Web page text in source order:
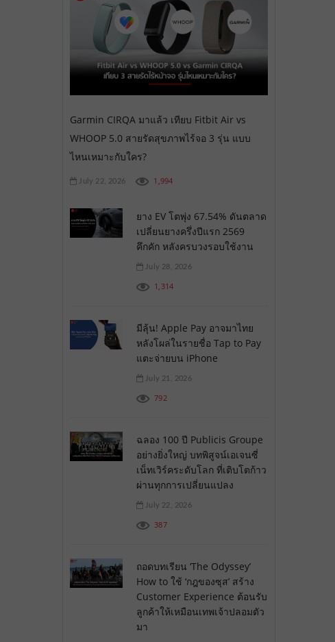
Garmin CIRQA มาแล้ว เทียบ Fitbit Air vs
WHOOP 5.0 สายรัดสุขภาพไร้จอ 3 รุ่น แบบ
ไหนเหมาะกับใคร?
July 22, 2026 1,994
ยาง EV โตพุ่ง 67.54% ดันตลาด
เปลี่ยนยางครึ่งปีแรก 2569
คึกคัก หลังครบวงรอบใช้งาน
July 28, 2026
1,314
มีลุ้น! Apple Pay อาจมาไทย
หลังโผล่ในรายชื่อ Tap to Pay
แตะจ่ายบน iPhone
July 21, 2026
792
ฉลอง 100 ปี Publicis Groupe
อย่างยิ่งใหญ่ บทพิสูจน์เอเจนซี่
เน็ทเวิร์คระดับโลก ที่เติบโตก้าว
ผ่านทุกการเปลี่ยนแปลง
July 22, 2026
387
ถอดบทเรียน ‘The Odyssey’
How to ใช้ ‘กฎของซุส’ สร้าง
Customer Experience ต้อนรับ
ลูกค้าให้เหมือนเทพเจ้าปลอมตัว
มา